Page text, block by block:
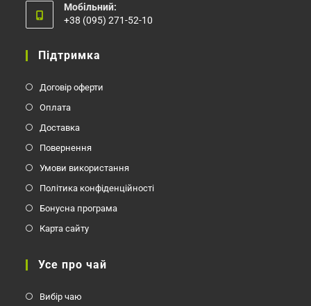
Мобільний:
+38 (095) 271-52-10
у
застосунку
Підтримка
Договір оферти
Оплата
Доставка
Повернення
Умови використання
Політика конфіденційності
Бонусна програма
Карта сайту
Усе про чай
Вибір чаю